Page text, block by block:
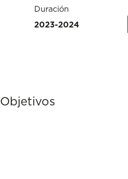
Duración
2023-2024
Objetivos